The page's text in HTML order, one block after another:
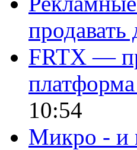
продавать
FRTX —
10:54
Микро - и